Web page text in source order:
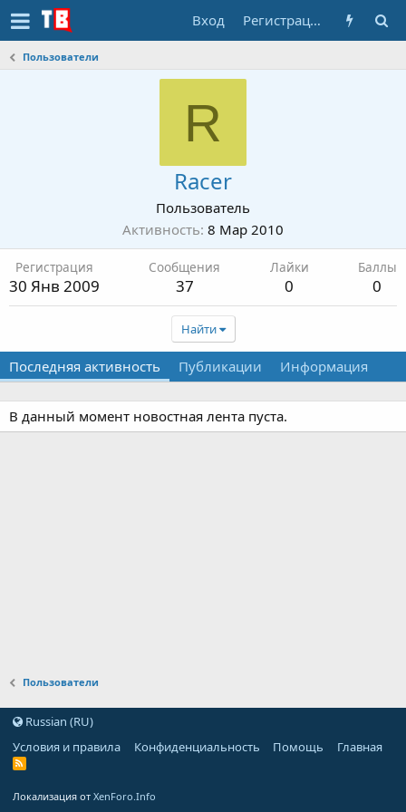
Вход Регистрация
Пользователи
R
Racer
Пользователь
Активность 8 Мар 2010
Регистрация
30 Янв 2009
Сообщения
37
Лайки
0
Баллы
0
Найти
Последняя активность Публикации Информация
В данный момент новостная лента пуста.
Пользователи
Russian (RU)
Условия и правила
Конфиденциальность Помощь Главная
Локализация от XenForo.Info